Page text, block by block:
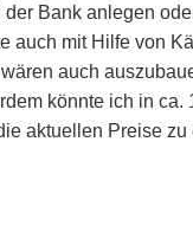
Bank anlegen
auch mit Hilfe von
auch
könnte ich in ca.
aktuellen Preise